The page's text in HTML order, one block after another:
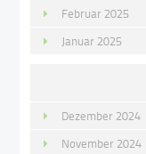
Februar 2025
Januar 2025
Dezember 2024
November 2024